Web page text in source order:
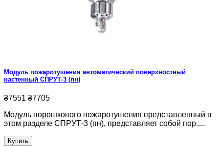
Модуль пожаротушения автоматический поверхностный
настенный СПРУТ-3 (пн)
₴7551 ₴7705
Модуль порошкового пожаротушения представленный в
этом разделе СПРУТ-3 (пн), представляет собой пор.....
Купить